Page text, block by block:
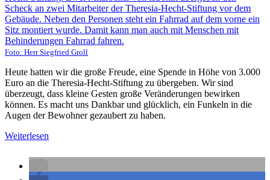
Foto: Herr Siegfried Groll
Heute hatten wir die große Freude, eine Spende in Höhe von 3.000
Euro an die Theresia-Hecht-Stiftung zu übergeben. Wir sind
überzeugt, dass kleine Gesten große Veränderungen bewirken
können. Es macht uns Dankbar und glücklich, ein Funkeln in die
Augen der Bewohner gezaubert zu haben.
Weiterlesen